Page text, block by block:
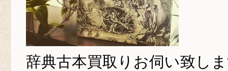
辞典古本買取り お伺い致し